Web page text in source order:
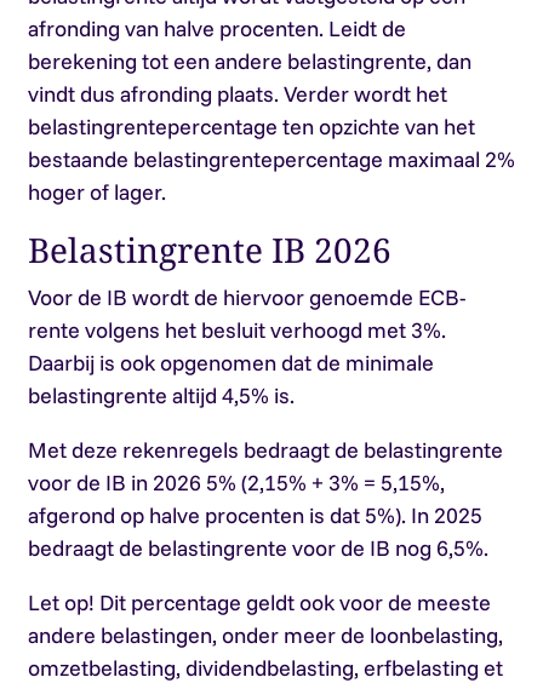
afronding van halve procenten. Leidt de
berekening tot een andere belastingrente, dan
vindt dus afronding plaats. Verder wordt het
belastingrentepercentage ten opzichte van het
bestaande belastingrentepercentage maximaal 2%
hoger of lager.
Belastingrente IB 2026
Voor de IB wordt de hiervoor genoemde ECB-
rente volgens het besluit verhoogd met 3%.
Daarbij is ook opgenomen dat de minimale
belastingrente altijd 4,5% is.
Met deze rekenregels bedraagt de belastingrente
voor de IB in 2026 5% (2,15% + 3% = 5,15%,
afgerond op halve procenten is dat 5%). In 2025
bedraagt de belastingrente voor de IB nog 6,5%.
Let op! Dit percentage geldt ook voor de meeste
andere belastingen, onder meer de loonbelasting,
omzetbelasting, dividendbelasting, erfbelasting et